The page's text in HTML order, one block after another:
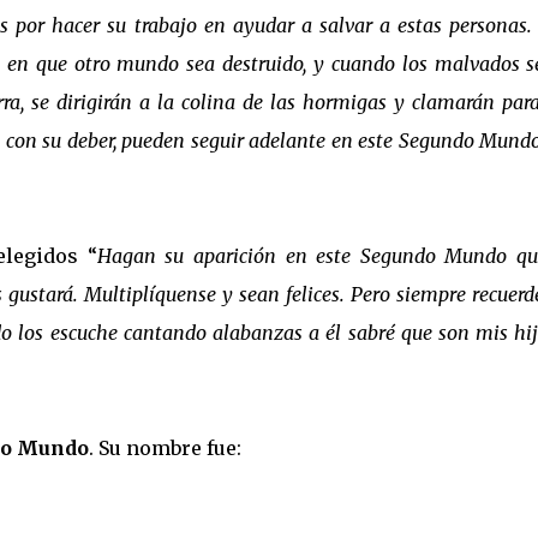
por hacer su trabajo en ayudar a salvar a estas personas.
que otro mundo sea destruido, y cuando los malvados
se dirigirán a la colina de las hormigas y clamarán
su deber, pueden seguir adelante en este Segundo
“Hagan su aparición en este Segundo Mundo
Multiplíquense y sean felices. Pero siempre
los escuche cantando alabanzas a él sabré que son mis
Mundo. Su nombre fue: